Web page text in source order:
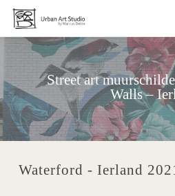
Skip
main
content
Street art
Walls –
Waterford - Ierland